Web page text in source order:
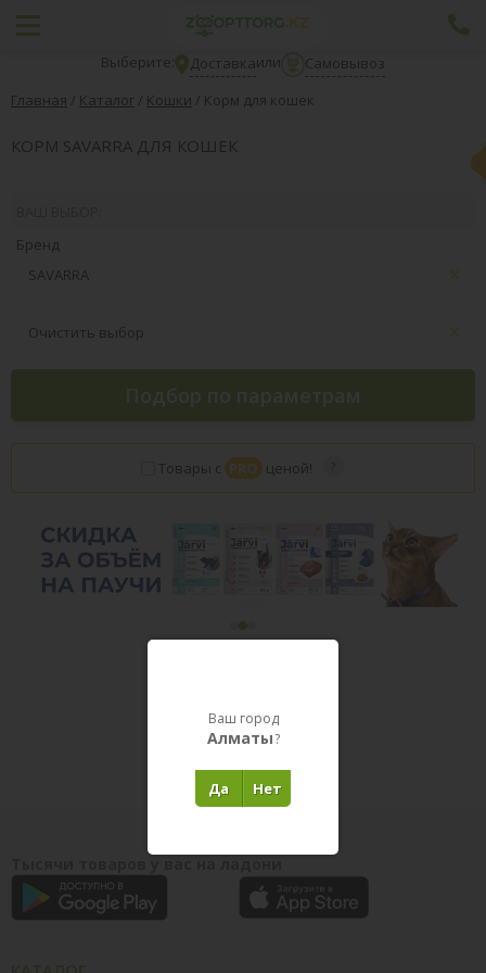
Выберите: Доставкаили
Самовывоз
Главная / Каталог / Кошки / Корм для кошек
КОРМ SAVARRA ДЛЯ КОШЕК
Бренд
SAVARRA
Очистить выбор
Подбор по параметрам
Товары с PRO ценой!
Товары в пути
Ваш город
Алматы?
Нет
Да